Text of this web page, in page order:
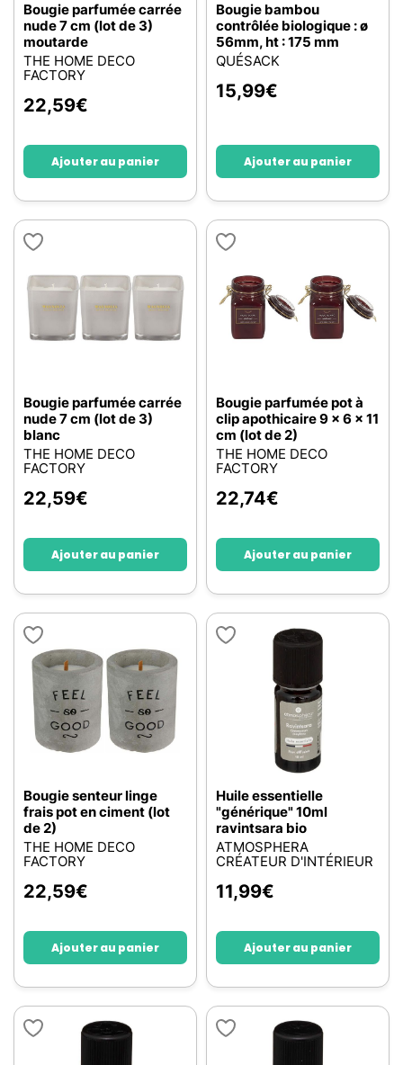
Bougie parfumée carrée
nude 7 cm (lot de 3)
moutarde
THE HOME DECO
FACTORY
22,59€
Ajouter au panier
Bougie bambou
contrôlée biologique : ø
56mm, ht : 175 mm
QUÉSACK
15,99€
Ajouter au panier
Bougie parfumée carrée
nude 7 cm (lot de 3)
blanc
THE HOME DECO
FACTORY
22,59€
Ajouter au panier
Bougie parfumée pot à
clip apothicaire 9 x 6 x 11
cm (lot de 2)
THE HOME DECO
FACTORY
22,74€
Ajouter au panier
Bougie senteur linge
frais pot en ciment (lot
de 2)
THE HOME DECO
FACTORY
22,59€
Ajouter au panier
Huile essentielle
"générique" 10ml
ravintsara bio
ATMOSPHERA
CRÉATEUR D'INTÉRIEUR
11,99€
Ajouter au panier